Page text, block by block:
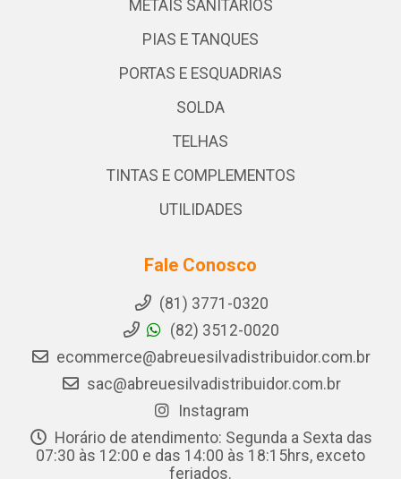
METAIS SANITARIOS
PIAS E TANQUES
PORTAS E ESQUADRIAS
SOLDA
TELHAS
TINTAS E COMPLEMENTOS
UTILIDADES
Fale Conosco
(81) 3771-0320
(82) 3512-0020
ecommerce@abreuesilvadistribuidor.com.br
sac@abreuesilvadistribuidor.com.br
Instagram
Horário de atendimento: Segunda a Sexta das
07:30 às 12:00 e das 14:00 às 18:15hrs, exceto
feriados.